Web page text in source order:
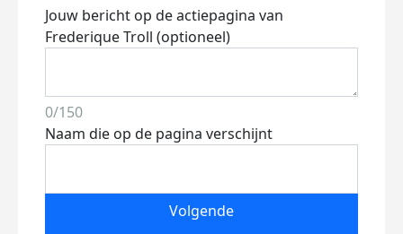
Jouw bericht op de actiepagina van
Frederique Troll (optioneel)
0/150
Naam die op de pagina verschijnt
Volgende